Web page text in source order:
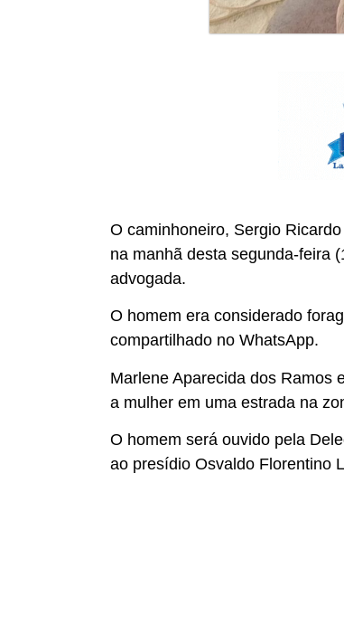
O caminhoneiro, Sergio
na manhã desta segunda-feira
advogada.
O homem era considerado
compartilhado no WhatsApp.
Marlene Aparecida dos Ramos
a mulher em uma estrada na
O homem será ouvido pela
ao presídio Osvaldo Florentino